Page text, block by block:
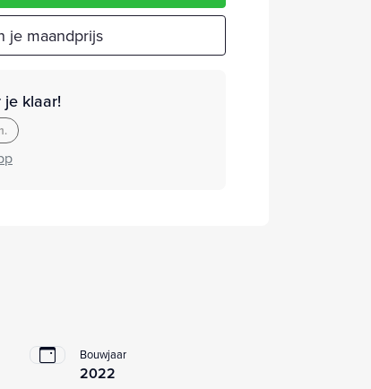
je maandprijs
je klaar!
Bouwjaar
2022